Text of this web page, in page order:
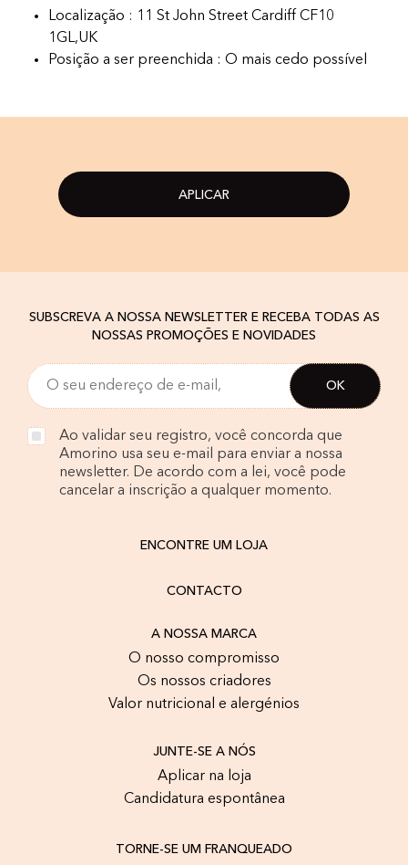
Localização : 11 St John Street Cardiff CF10
1GL,UK
Posição a ser preenchida : O mais cedo possível
APLICAR
SUBSCREVA A NOSSA NEWSLETTER E RECEBA TODAS AS
NOSSAS PROMOÇÕES E NOVIDADES
Ao validar seu registro, você concorda que
Amorino usa seu e-mail para enviar a nossa
newsletter. De acordo com a lei, você pode
cancelar a inscrição a qualquer momento.
ENCONTRE UM LOJA
CONTACTO
A NOSSA MARCA
O nosso compromisso
Os nossos criadores
Valor nutricional e alergénios
JUNTE-SE A NÓS
Aplicar na loja
Candidatura espontânea
TORNE-SE UM FRANQUEADO